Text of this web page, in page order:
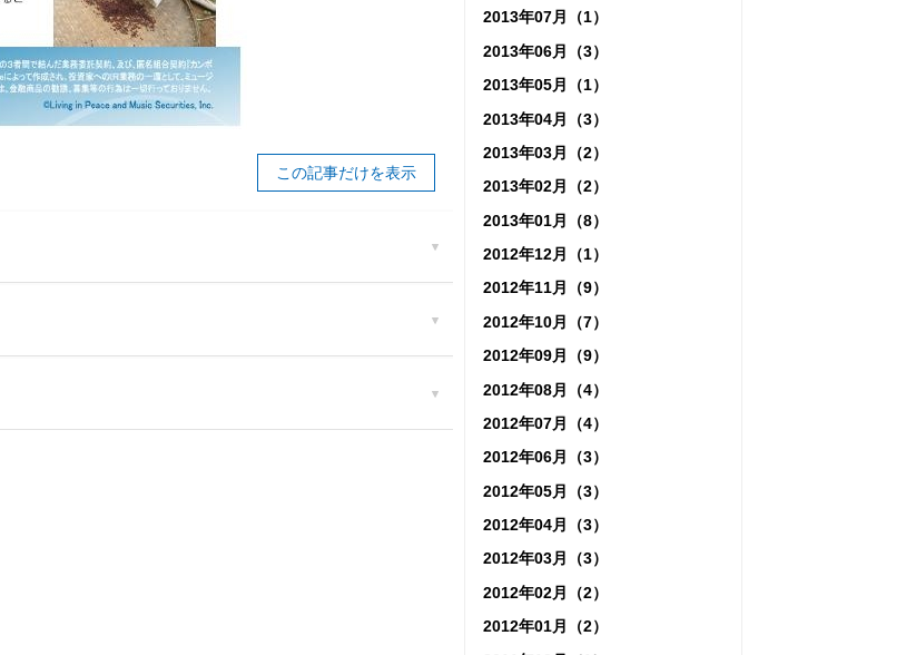
この記事だけを表示
2013年07月（1）
2013年06月（3）
2013年05月（1）
2013年04月（3）
2013年03月（2）
2013年02月（2）
2013年01月（8）
2012年12月（1）
2012年11月（9）
2012年10月（7）
2012年09月（9）
2012年08月（4）
2012年07月（4）
2012年06月（3）
2012年05月（3）
2012年04月（3）
2012年03月（3）
2012年02月（2）
2012年01月（2）